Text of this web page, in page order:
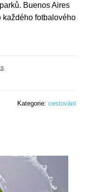
Buenos Aires
každého fotbalového
Kategorie: cestování